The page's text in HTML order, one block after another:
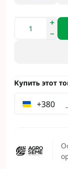
Купить этот
+380